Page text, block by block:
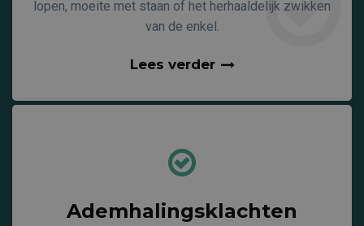
lopen, moeite met staan of het herhaaldelijk zwikken
van de enkel.
Lees verder
Ademhalingsklachten